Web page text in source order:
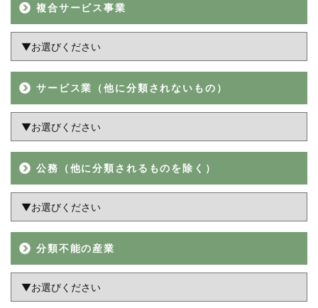
複合サービス事業
サービス業（他に分類されないもの）
公務（他に分類されるものを除く）
分類不能の産業